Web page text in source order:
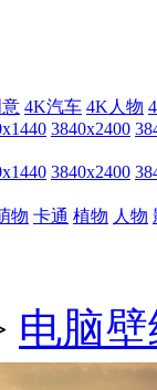
4K汽车 4K人物
3840x2400
3840x2400
物 卡通 植物 人物
电脑